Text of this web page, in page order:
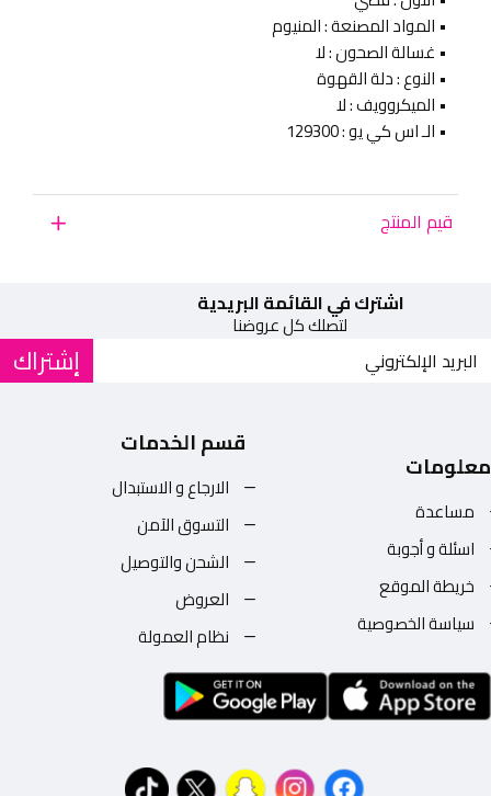
• المواد المصنعة : المنيوم
• غسالة الصحون : لا
• النوع : دلة القهوة
• الميكروويف : لا
• الـ اس كي يو : 129300
قيم المنتج
اشترك في القائمة البريدية
لتصلك كل عروضنا
إشتراك
معلومات
مساعدة
اسئلة و أجوبة
خريطة الموقع
سياسة الخصوصية
قسم الخدمات
الارجاع و الاستبدال
التسوق الآمن
الشحن والتوصيل
العروض
نظام العمولة